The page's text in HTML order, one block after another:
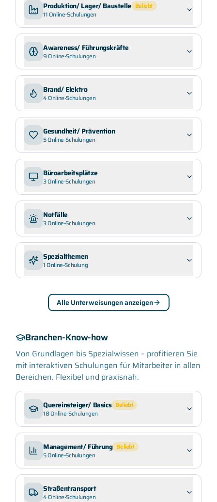
Produktion/ Lager/ Baustelle Beliebt
11Online-Schulungen
Awareness/ Führungskräfte
9Online-Schulungen
Brand/ Elektro
4Online-Schulungen
Gesundheit/ Prävention
5Online-Schulungen
Büroarbeitsplätze
3Online-Schulungen
Notfälle
3Online-Schulungen
Spezialthemen
1Online-Schulung
Alle Unterweisungen anzeigen
Branchen-Know-how
Von Grundlagen bis Spezialwissen – profitieren Sie
mit interaktiven Schulungen für Mitarbeiter in allen
Bereichen. Flexibel und praxisnah.
Quereinsteiger/ Basics Beliebt
18Online-Schulungen
Management/ Führung Beliebt
5Online-Schulungen
Straßentransport
4Online-Schulungen